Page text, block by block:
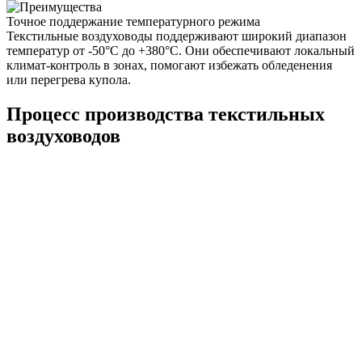
Точное поддержание температурного режима
Текстильные воздуховоды поддерживают широкий диапазон
температур от -50°C до +380°C. Они обеспечивают локальный
климат-контроль в зонах, помогают избежать обледенения
или перегрева купола.
Процесс производства текстильных
воздуховодов